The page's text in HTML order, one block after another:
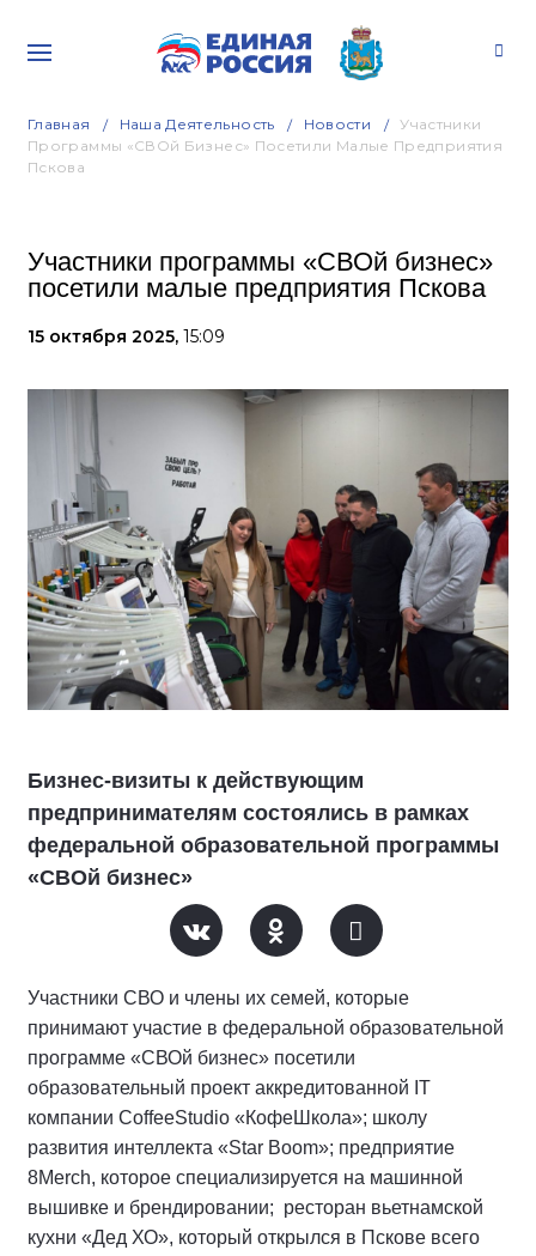
Главная Наша Деятельность Новости
Участники
Программы «СВОй Бизнес» Посетили Малые Предприятия
Пскова
Участники программы «СВОй бизнес»
посетили малые предприятия Пскова
15 октября 2025, 15:09
Бизнес-визиты к действующим
предпринимателям состоялись в рамках
федеральной образовательной программы
«СВОй бизнес»
Участники СВО и члены их семей, которые
принимают участие в федеральной образовательной
программе «СВОй бизнес» посетили
образовательный проект аккредитованной IT
компании CoffeeStudio «КофеШкола»; школу
развития интеллекта «Star Boom»; предприятие
8Merch, которое специализируется на машинной
вышивке и брендировании; ресторан вьетнамской
кухни «Дед ХО», который открылся в Пскове всего